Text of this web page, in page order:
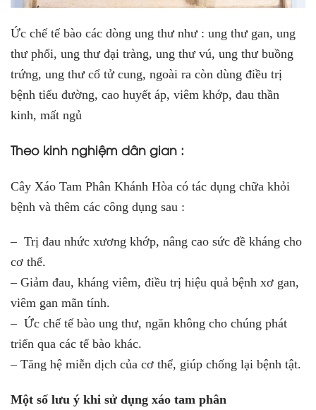
Ức chế tế bào các dòng ung thư như : ung thư gan, ung
thư phổi, ung thư đại tràng, ung thư vú, ung thư buồng
trứng, ung thư cổ tử cung, ngoài ra còn dùng điều trị
bệnh tiểu đường, cao huyết áp, viêm khớp, đau thần
kinh, mất ngủ
Theo kinh nghiệm dân gian :
Cây Xáo Tam Phân Khánh Hòa có tác dụng chữa khỏi
bệnh và thêm các công dụng sau :
– Trị đau nhức xương khớp, nâng cao sức đề kháng cho
cơ thể.
– Giảm đau, kháng viêm, điều trị hiệu quả bệnh xơ gan,
viêm gan mãn tính.
– Ức chế tế bào ung thư, ngăn không cho chúng phát
triển qua các tế bào khác.
– Tăng hệ miễn dịch của cơ thể, giúp chống lại bệnh tật.
Một số lưu ý khi sử dụng xáo tam phân